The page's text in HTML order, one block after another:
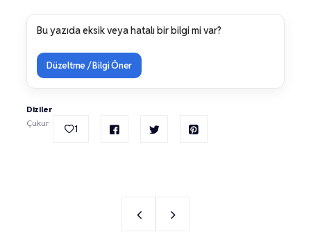
Bu yazıda eksik veya hatalı bir bilgi mi var?
Düzeltme / Bilgi Öner
Diziler
Çukur
1